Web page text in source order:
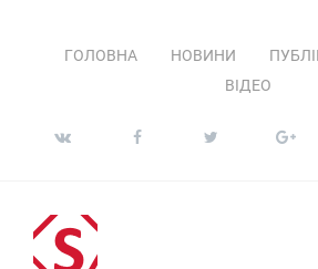
ГОЛОВНА НОВИНИ
ВІДЕО